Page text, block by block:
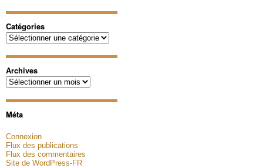
Catégories
Catégories
Archives
Archives
Méta
Connexion
Flux des publications
Flux des commentaires
Site de WordPress-FR